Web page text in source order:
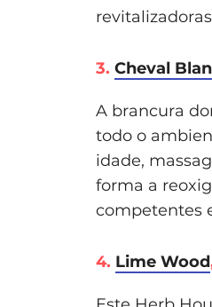
3. Cheval
A brancura
todo o
idade,
forma a
competentes
4. Lime Wood